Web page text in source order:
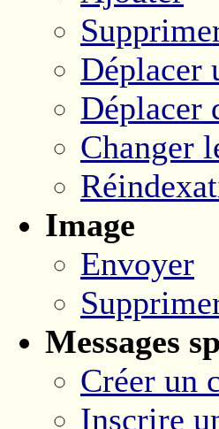
Déplacer
Déplacer
Changer
Image
Envoyer
Messages
Créer un
Inscrire